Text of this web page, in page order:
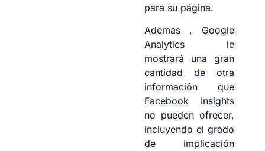
para su página.
Además , Google
Analytics le
mostrará una gran
cantidad de otra
información que
Facebook Insights
no pueden ofrecer,
incluyendo el grado
de implicación